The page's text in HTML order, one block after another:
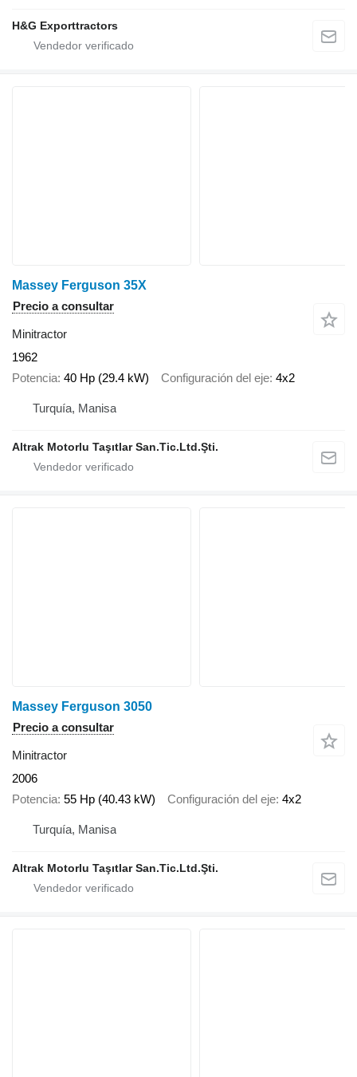
H&G Exporttractors
Massey Ferguson 35X
Precio a consultar
Minitractor
1962
Potencia 40 Hp (29.4 kW) Configuración del eje 4x2
Turquía, Manisa
Altrak Motorlu Taşıtlar San.Tic.Ltd.Şti.
Massey Ferguson 3050
Precio a consultar
Minitractor
2006
Potencia 55 Hp (40.43 kW) Configuración del eje 4x2
Turquía, Manisa
Altrak Motorlu Taşıtlar San.Tic.Ltd.Şti.